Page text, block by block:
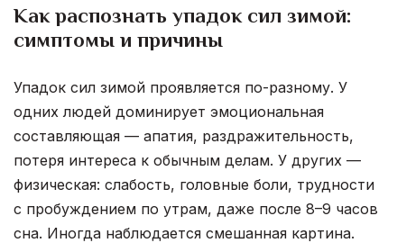
Как распознать упадок сил зимой:
симптомы и причины
Упадок сил зимой проявляется по-разному. У
одних людей доминирует эмоциональная
составляющая — апатия, раздражительность,
потеря интереса к обычным делам. У других —
физическая: слабость, головные боли, трудности
с пробуждением по утрам, даже после 8–9 часов
сна. Иногда наблюдается смешанная картина.